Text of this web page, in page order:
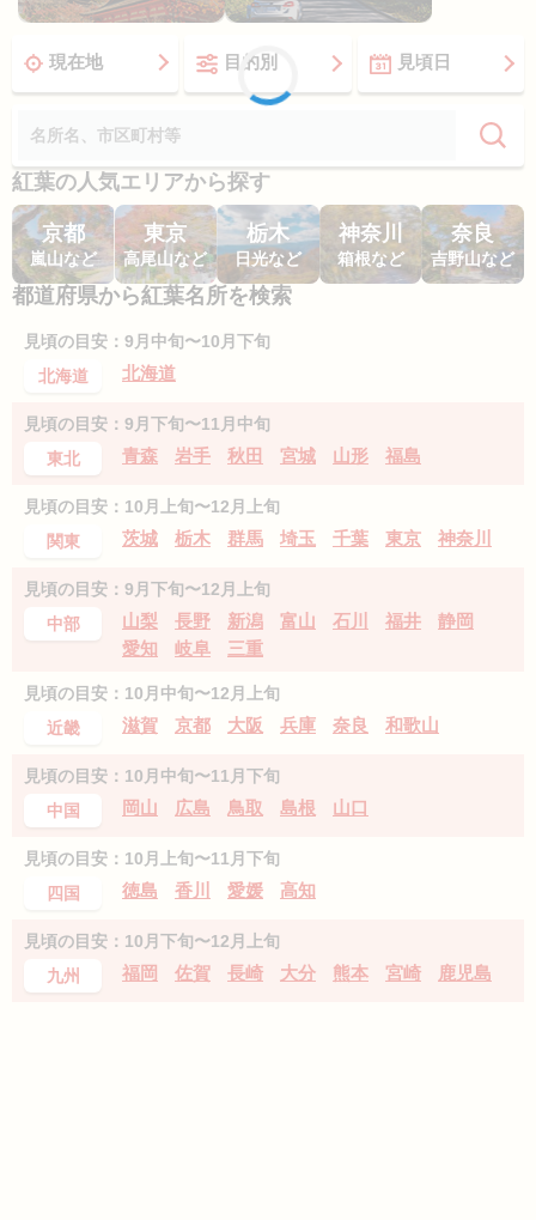
現在地 目的別 見頃日
紅葉の人気エリアから探す
京都
嵐山など
東京
高尾山など
栃木
日光など
神奈川
箱根など
奈良
吉野山など
都道府県から紅葉名所を検索
見頃の目安：9月中旬〜10月下旬
北海道
北海道
見頃の目安：9月下旬〜11月中旬
東北
青森 岩手 秋田 宮城 山形 福島
見頃の目安：10月上旬〜12月上旬
関東
茨城 栃木 群馬 埼玉 千葉 東京 神奈川
見頃の目安：9月下旬〜12月上旬
中部
山梨 長野 新潟 富山 石川 福井
静岡
愛知
岐阜 三重
見頃の目安：10月中旬〜12月上旬
近畿
滋賀 京都 大阪 兵庫 奈良 和歌山
見頃の目安：10月中旬〜11月下旬
中国
岡山 広島 鳥取 島根 山口
見頃の目安：10月上旬〜11月下旬
四国
徳島 香川 愛媛 高知
見頃の目安：10月下旬〜12月上旬
九州
福岡 佐賀 長崎 大分 熊本 宮崎 鹿児島